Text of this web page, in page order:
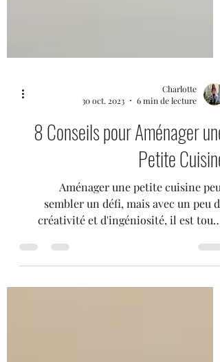
30 oct. 2023
6 min de lecture
8 Conseils pour Aménager une
Petite Cuisine
Aménager une petite cuisine peut
créativité et d'ingéniosité, il est tout à
fait possible de créer ...